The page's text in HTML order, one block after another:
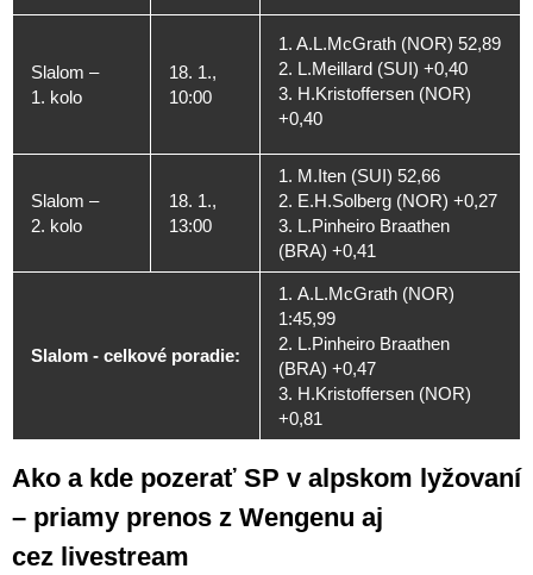
Slalom –
1. kolo
18. 1.,
10:00
1. A.L.McGrath (NOR) 52,89
2. L.Meillard (SUI) +0,40
3. H.Kristoffersen (NOR)
+0,40
Slalom –
2. kolo
18. 1.,
13:00
1. M.Iten (SUI) 52,66
2. E.H.Solberg (NOR) +0,27
3. L.Pinheiro Braathen
(BRA) +0,41
Slalom - celkové poradie:
1. A.L.McGrath (NOR)
1:45,99
2. L.Pinheiro Braathen
(BRA) +0,47
3. H.Kristoffersen (NOR)
+0,81
Ako a kde pozerať SP v alpskom lyžovaní
– priamy prenos z Wengenu aj
cez livestream